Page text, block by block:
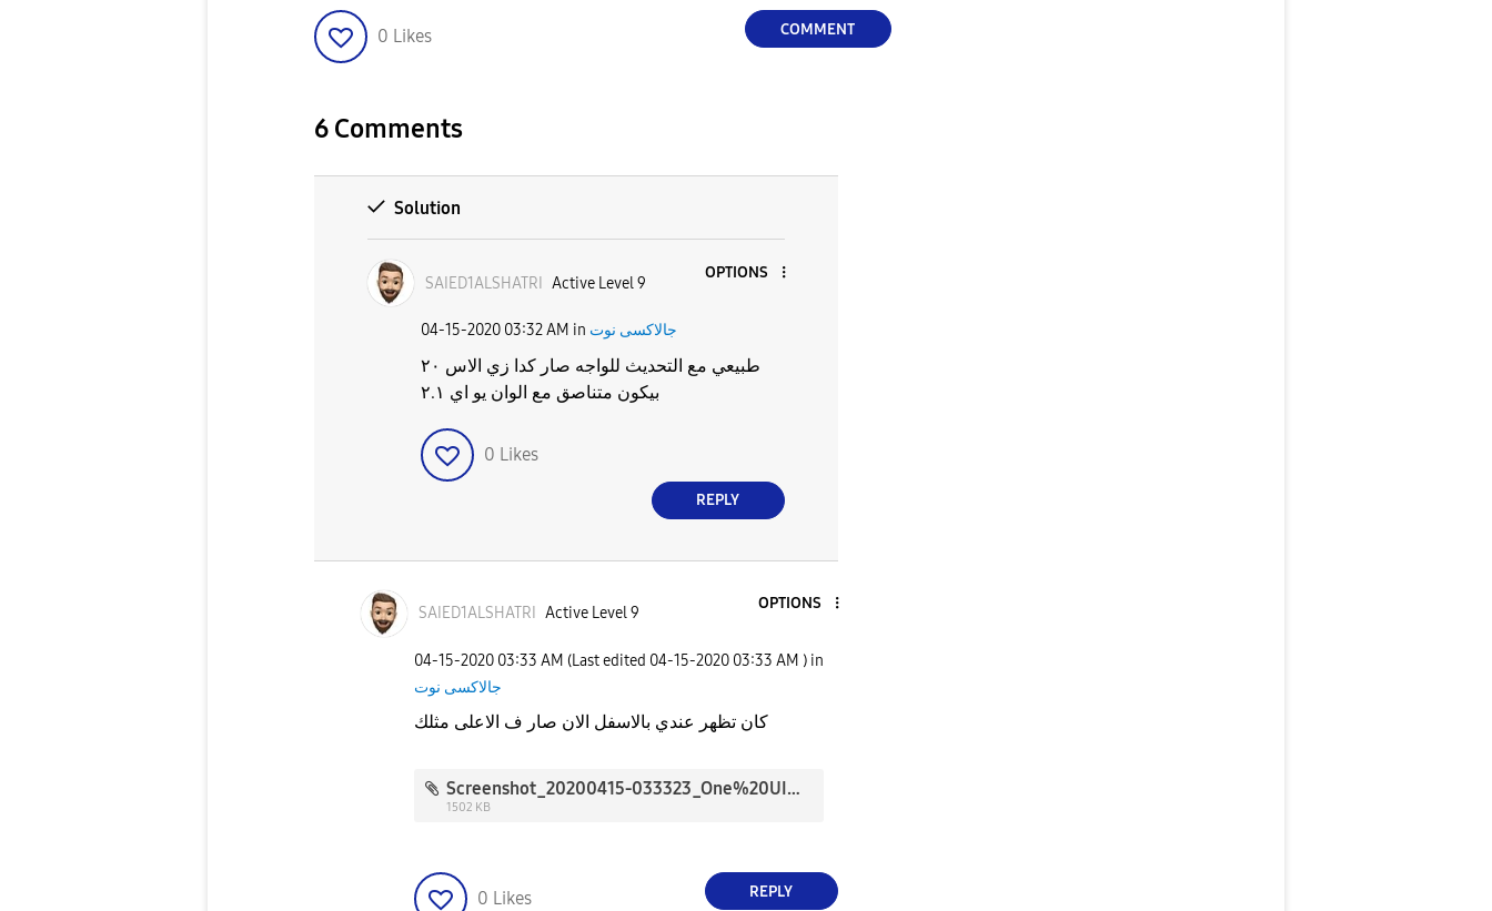
0 Likes COMMENT
6 Comments
Solution
SAIED1ALSHATRI Active Level 9
OPTIONS
‎04-15-2020 03:32 AM in جالاكسى نوت
طبيعي مع التحديث للواجه صار كدا زي الاس ٢٠
بيكون متناصق مع الوان يو اي ٢.١
0 Likes
REPLY
SAIED1ALSHATRI Active Level 9
OPTIONS
‎04-15-2020 03:33 AM (Last edited ‎04-15-2020 03:33 AM ) in
جالاكسى نوت
كان تظهر عندي بالاسفل الان صار ف الاعلى مثلك
Screenshot_20200415-033323_One%20UI%20Home.png
1502 KB
0 Likes REPLY